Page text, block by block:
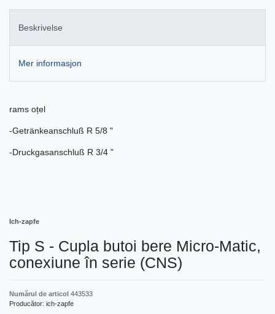
Beskrivelse
Mer informasjon
rams oțel
-Getränkeanschluß R 5/8 "
-Druckgasanschluß R 3/4 "
Ich-zapfe
Tip S - Cupla butoi bere Micro-Matic,
conexiune în serie (CNS)
Numărul de articol 443533
Producător: ich-zapfe